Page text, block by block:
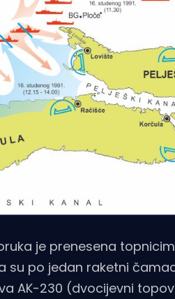
je prenesena
su po jedan raketni
AK-230 (dvocijevni